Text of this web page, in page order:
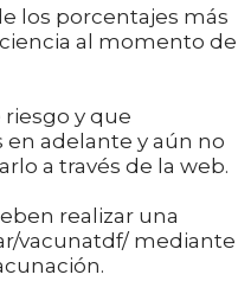
los porcentajes más
al momento de
y que
en adelante y aún no
a través de la web.
realizar una
vacunatdf/ mediante